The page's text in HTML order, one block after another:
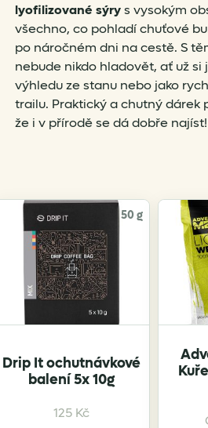
lyofilizované sýrys vysokým
všechno, co pohladí chuťové
po náročném dni na cestě. S
nebude nikdo hladovět, ať už si
výhledu ze stanu nebo jako
trailu. Praktický a chutný dárek
že i v přírodě se dá dobře najíst!
50 g
Drip It ochutnávkové
balení 5x 10g
125 Kč